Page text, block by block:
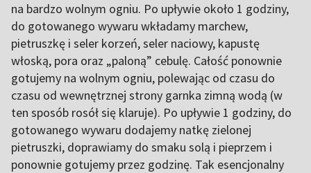
na bardzo wolnym ogniu. Po upływie około 1 godziny,
do gotowanego wywaru wkładamy marchew,
pietruszkę i seler korzeń, seler naciowy, kapustę
włoską, pora oraz „paloną” cebulę. Całość ponownie
gotujemy na wolnym ogniu, polewając od czasu do
czasu od wewnętrznej strony garnka zimną wodą (w
ten sposób rosół się klaruje). Po upływie 1 godziny, do
gotowanego wywaru dodajemy natkę zielonej
pietruszki, doprawiamy do smaku solą i pieprzem i
ponownie gotujemy przez godzinę. Tak esencjonalny